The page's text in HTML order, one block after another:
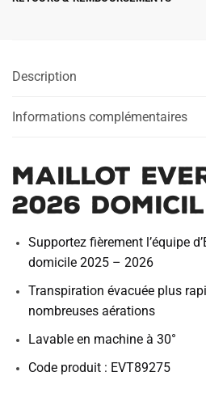
Description
Informations complémentaires
Maillot
2026
Supportez fièrement l’équipe
domicile 2025 – 2026
Transpiration évacuée plus
nombreuses aérations
Lavable en machine à 30°
Code produit : EVT89275